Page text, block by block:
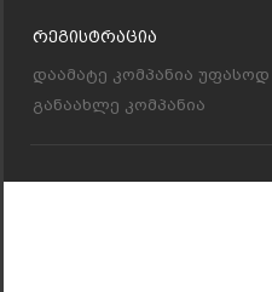
Რეგისტრაცია
დაამატე კომპანია უფასოდ
განაახლე კომპანია